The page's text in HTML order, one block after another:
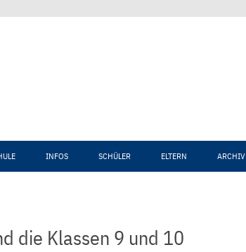
INFOS SCHÜLER ELTERN ARCHIV
die Klassen 9 und 10